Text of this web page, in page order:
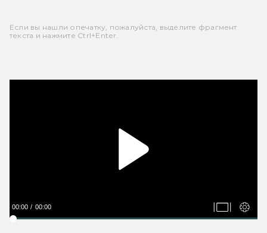
Если вы нашли опечатку, пожалуйста, выделите фрагмент
текста и нажмите Ctrl+Enter.
00:00 00:00